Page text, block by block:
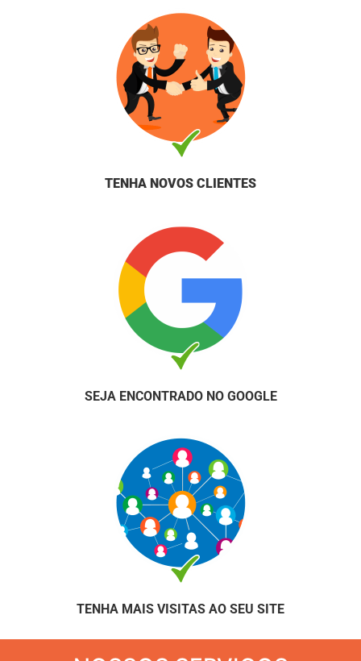
TENHA NOVOS CLIENTES
SEJA ENCONTRADO NO GOOGLE
TENHA MAIS VISITAS AO SEU SITE